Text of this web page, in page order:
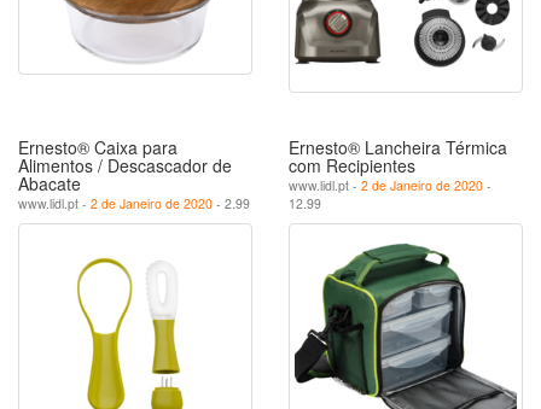
Ernesto® Caixa para
Alimentos / Descascador de
Abacate
www.lidl.pt - 2 de Janeiro de 2020 - 2.99
Ernesto® Lancheira Térmica
com Recipientes
www.lidl.pt - 2 de Janeiro de 2020 -
12.99